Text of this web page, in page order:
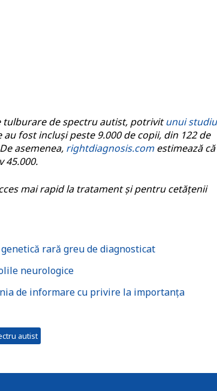
tulburare de spectru autist, potrivitunui studiu
fost incluși peste 9.000 de copii, din 122 de
asemenea, rightdiagnosis.comestimează că
45.000.
mai rapid la tratament și pentru cetățenii
rară greu de diagnosticat
neurologice
de informare cu privire la importanța
autist